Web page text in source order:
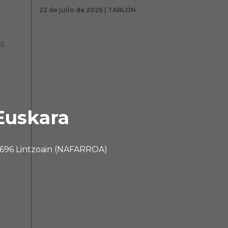
Lintzoain (NAFARROA)
22 de julio de 2026 | TABLÓN